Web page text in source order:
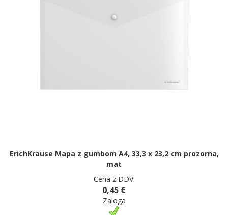
ErichKrause Mapa z gumbom A4, 33,3 x 23,2 cm prozorna,
mat
Cena z DDV:
0,45 €
Zaloga